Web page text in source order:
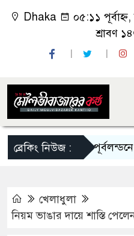
Dhaka
০৫:১১
শ্রাবণ
ব্রেকিং নিউজ : পূর্বলন্ডনে
খেলাধুলা
নিয়ম ভাঙার দায়ে শাস্তি